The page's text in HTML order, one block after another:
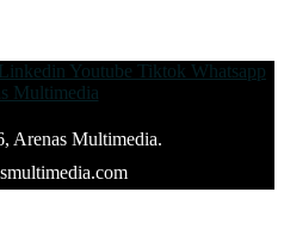
Linkedin Youtube Tiktok Whatsapp
Arenas Multimedia.